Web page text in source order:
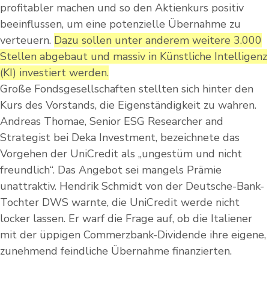
profitabler machen und so den Aktienkurs positiv
beeinflussen, um eine potenzielle Übernahme zu
verteuern. Dazu sollen unter anderem weitere 3.000
Stellen abgebaut und massiv in Künstliche Intelligenz
(KI) investiert werden.
Große Fondsgesellschaften stellten sich hinter den
Kurs des Vorstands, die Eigenständigkeit zu wahren.
Andreas Thomae, Senior ESG Researcher and
Strategist bei Deka Investment, bezeichnete das
Vorgehen der UniCredit als „ungestüm und nicht
freundlich“. Das Angebot sei mangels Prämie
unattraktiv. Hendrik Schmidt von der Deutsche-Bank-
Tochter DWS warnte, die UniCredit werde nicht
locker lassen. Er warf die Frage auf, ob die Italiener
mit der üppigen Commerzbank-Dividende ihre eigene,
zunehmend feindliche Übernahme finanzierten.